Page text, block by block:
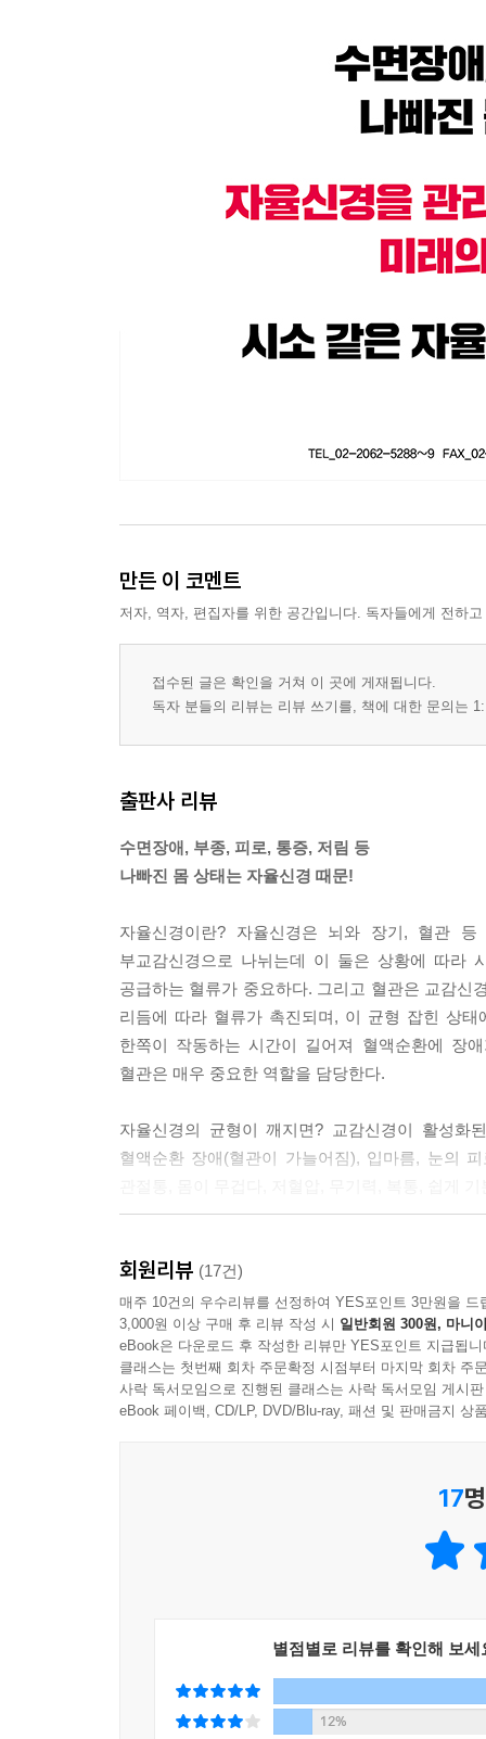
만든 이 코멘트
저자, 역자, 편집자를 위한 공간입니다. 독자들에게 전하
접수된 글은 확인을 거쳐 이 곳에 게재됩니다.
독자 분들의 리뷰는 리뷰 쓰기를, 책에 대한 문의는
출판사 리뷰
수면장애, 부종, 피로, 통증, 저림 등
나빠진 몸 상태는 자율신경 때문!
자율신경이란? 자율신경은 뇌와 장기, 혈관
부교감신경으로 나뉘는데 이 둘은 상황에 따라
공급하는 혈류가 중요하다. 그리고 혈관은 교감신
리듬에 따라 혈류가 촉진되며, 이 균형 잡힌 상
한쪽이 작동하는 시간이 길어져 혈액순환에 장
혈관은 매우 중요한 역할을 담당한다.
자율신경의 균형이 깨지면? 교감신경이 활성
혈액순환 장애(혈관이 가늘어짐), 입마름, 눈의
요즘처럼 스마트폰 사용 시간이 길고 피로와 스트
자율신경을 관리하면 몸 상태가 회복될 뿐 아니라
미래의 질병도 예방할 수 있다!
요즘은 SNS 등의 영향으로 정보가 넘쳐나고 있
사람마다 그 원인은 모두 다르다. 때문에 다른
만약 이렇게 노력했지만 계속해서 몸이 좋지
회원리뷰 (17건)
매주 10건의 우수리뷰를 선정하여 YES포인트 3만원을 드
3,000원 이상 구매 후 리뷰 작성 시 일반회원 300원, 마니
eBook은 다운로드 후 작성한 리뷰만 YES포인트 지급됩니
클래스는 첫번째 회차 주문확정 시점부터 마지막 회차 주
사락 독서모임으로 진행된 클래스는 사락 독서모임 게시
eBook 페이백, CD/LP, DVD/Blu-ray, 패션 및 판매금지 상
17
별점별로 리뷰를 확인해 보세
12%